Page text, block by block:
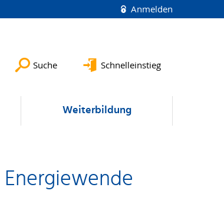
Anmelden
Suche Schnelleinstieg
Weiterbildung